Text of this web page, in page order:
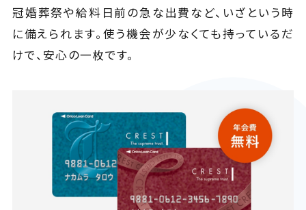
冠婚葬祭や給料日前の急な出費など、いざという時
に備えられます。使う機会が少なくても持っているだ
けで、安心の一枚です。